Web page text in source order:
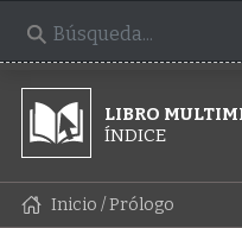
LIBRO
ÍNDICE
Inicio / Prólogo